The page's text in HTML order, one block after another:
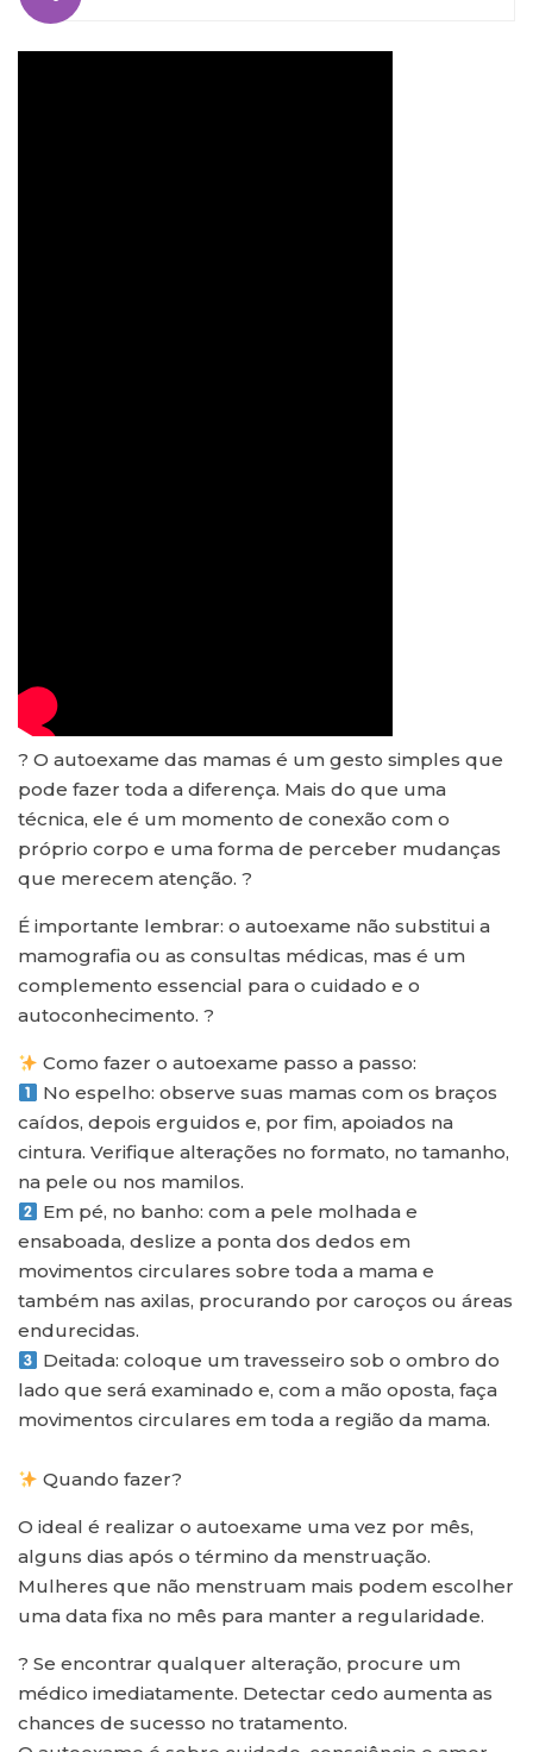
? O autoexame das mamas é um gesto simples que
pode fazer toda a diferença. Mais do que uma
técnica, ele é um momento de conexão com o
próprio corpo e uma forma de perceber mudanças
que merecem atenção. ?
É importante lembrar: o autoexame não substitui a
mamografia ou as consultas médicas, mas é um
complemento essencial para o cuidado e o
autoconhecimento. ?
Como fazer o autoexame passo a passo:
No espelho: observe suas mamas com os braços
caídos, depois erguidos e, por fim, apoiados na
cintura. Verifique alterações no formato, no tamanho,
na pele ou nos mamilos.
Em pé, no banho: com a pele molhada e
ensaboada, deslize a ponta dos dedos em
movimentos circulares sobre toda a mama e
também nas axilas, procurando por caroços ou áreas
endurecidas.
Deitada: coloque um travesseiro sob o ombro do
lado que será examinado e, com a mão oposta, faça
movimentos circulares em toda a região da mama.
Quando fazer?
O ideal é realizar o autoexame uma vez por mês,
alguns dias após o término da menstruação.
Mulheres que não menstruam mais podem escolher
uma data fixa no mês para manter a regularidade.
? Se encontrar qualquer alteração, procure um
médico imediatamente. Detectar cedo aumenta as
chances de sucesso no tratamento.